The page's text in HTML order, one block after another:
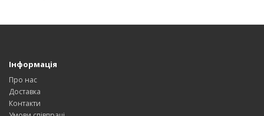
Інформація
Про нас
Доставка
Контакти